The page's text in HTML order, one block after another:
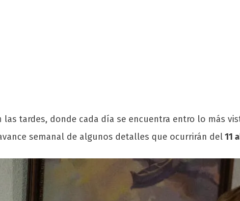
las tardes, donde cada día se encuentra entro lo más
semanal de algunos detalles que ocurrirán del11